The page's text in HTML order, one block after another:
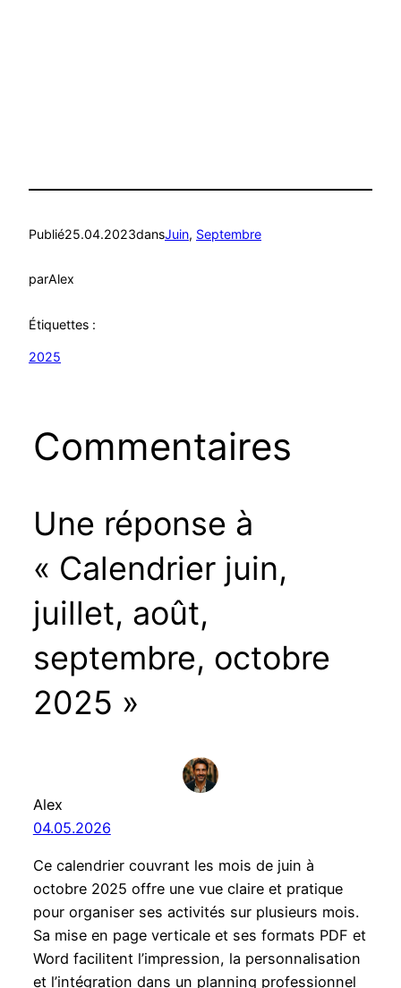
Publié25.04.2023dansJuin, Septembre
parAlex
Étiquettes :
2025
Commentaires
Une réponse à
« Calendrier juin,
juillet, août,
septembre, octobre
2025 »
Alex
04.05.2026
Ce calendrier couvrant les mois de juin à
octobre 2025 offre une vue claire et pratique
pour organiser ses activités sur plusieurs mois.
Sa mise en page verticale et ses formats PDF et
Word facilitent l’impression, la personnalisation
et l’intégration dans un planning professionnel